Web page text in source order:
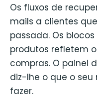
Os fluxos de
mails a clientes
passada. Os
produtos refletem
compras. O painel
diz-lhe o que o
fazer.